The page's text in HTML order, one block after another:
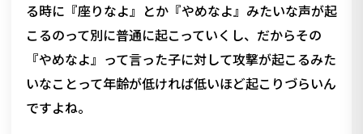
る時に『座りなよ』とか『やめなよ』みたいな声が起
こるのって別に普通に起こっていくし、だからその
『やめなよ』って言った子に対して攻撃が起こるみた
いなことって年齢が低ければ低いほど起こりづらいん
ですよね。